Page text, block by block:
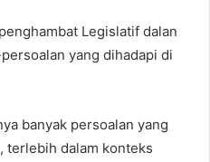
Legislatif dalan
yang dihadapi di
banyak persoalan yang
terlebih dalam konteks